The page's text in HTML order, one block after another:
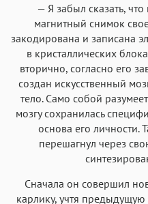
— Я забыл сказать,
магнитный снимок
закодирована и записана
в кристаллических
вторично, согласно его
создан искусственный
тело. Само собой
мозгу сохранилась
основа его
перешагнул через
Сначала он совершил
карлику, учтя